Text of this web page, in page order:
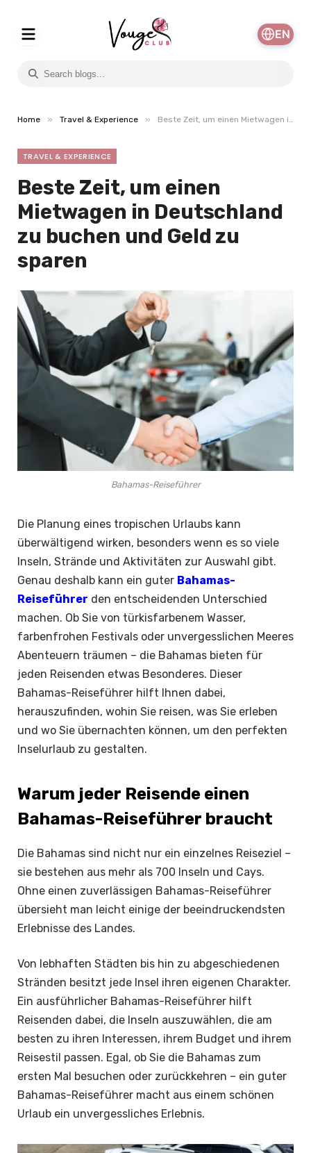
EN
Home » Travel & Experience » Beste Zeit, um einen Mietwagen in Deutschland zu buchen und Geld zu sparen
TRAVEL & EXPERIENCE
Beste Zeit, um einen
Mietwagen in Deutschland
zu buchen und Geld zu
sparen
Bahamas-Reiseführer
Die Planung eines tropischen Urlaubs kann
überwältigend wirken, besonders wenn es so viele
Inseln, Strände und Aktivitäten zur Auswahl gibt.
Genau deshalb kann ein guter Bahamas-
Reiseführer den entscheidenden Unterschied
machen. Ob Sie von türkisfarbenem Wasser,
farbenfrohen Festivals oder unvergesslichen Meeres
Abenteuern träumen – die Bahamas bieten für
jeden Reisenden etwas Besonderes. Dieser
Bahamas-Reiseführer hilft Ihnen dabei,
herauszufinden, wohin Sie reisen, was Sie erleben
und wo Sie übernachten können, um den perfekten
Inselurlaub zu gestalten.
Warum jeder Reisende einen
Bahamas-Reiseführer braucht
Die Bahamas sind nicht nur ein einzelnes Reiseziel –
sie bestehen aus mehr als 700 Inseln und Cays.
Ohne einen zuverlässigen Bahamas-Reiseführer
übersieht man leicht einige der beeindruckendsten
Erlebnisse des Landes.
Von lebhaften Städten bis hin zu abgeschiedenen
Stränden besitzt jede Insel ihren eigenen Charakter.
Ein ausführlicher Bahamas-Reiseführer hilft
Reisenden dabei, die Inseln auszuwählen, die am
besten zu ihren Interessen, ihrem Budget und ihrem
Reisestil passen. Egal, ob Sie die Bahamas zum
ersten Mal besuchen oder zurückkehren – ein guter
Bahamas-Reiseführer macht aus einem schönen
Urlaub ein unvergessliches Erlebnis.